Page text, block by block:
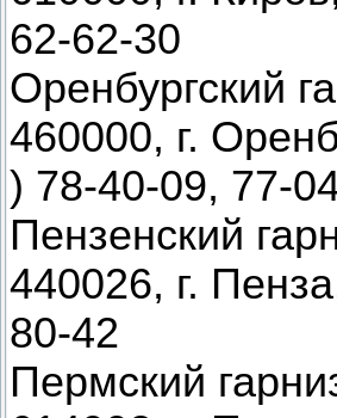
62-62-30
Оренбургский
460000, г.
) 78-40-09, 77-
Пензенский
440026, г.
80-42
Пермский